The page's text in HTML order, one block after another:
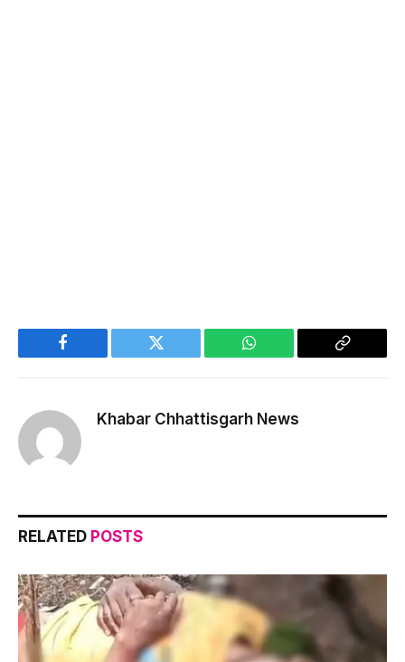
Facebook Twitter WhatsApp
Copy
Khabar Chhattisgarh News
RELATED POSTS